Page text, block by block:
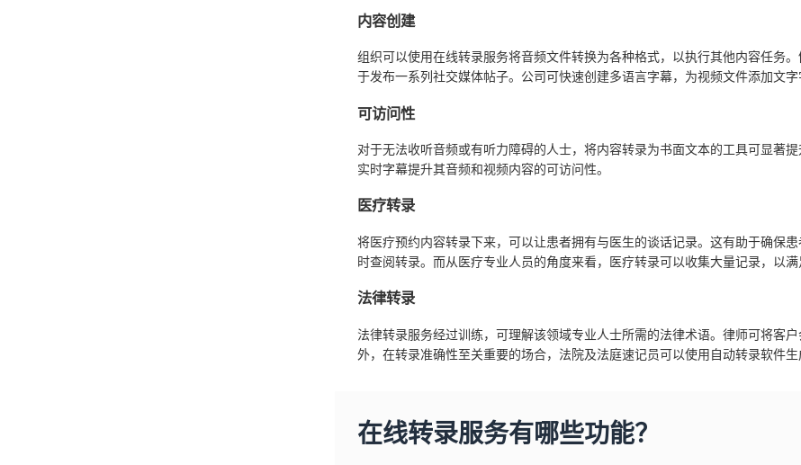
内容创建
组织可以使用在线转录服务将音频文件转换为各种格式，以执行其他内容任务
于发布一系列社交媒体帖子。公司可快速创建多语言字幕，为视频文件添加文字
可访问性
对于无法收听音频或有听力障碍的人士，将内容转录为书面文本的工具可显著
实时字幕提升其音频和视频内容的可访问性。
医疗转录
将医疗预约内容转录下来，可以让患者拥有与医生的谈话记录。这有助于确保
时查阅转录。而从医疗专业人员的角度来看，医疗转录可以收集大量记录，以满
法律转录
法律转录服务经过训练，可理解该领域专业人士所需的法律术语。律师可将客
外，在转录准确性至关重要的场合，法院及法庭速记员可以使用自动转录软件生
在线转录服务有哪些功能？